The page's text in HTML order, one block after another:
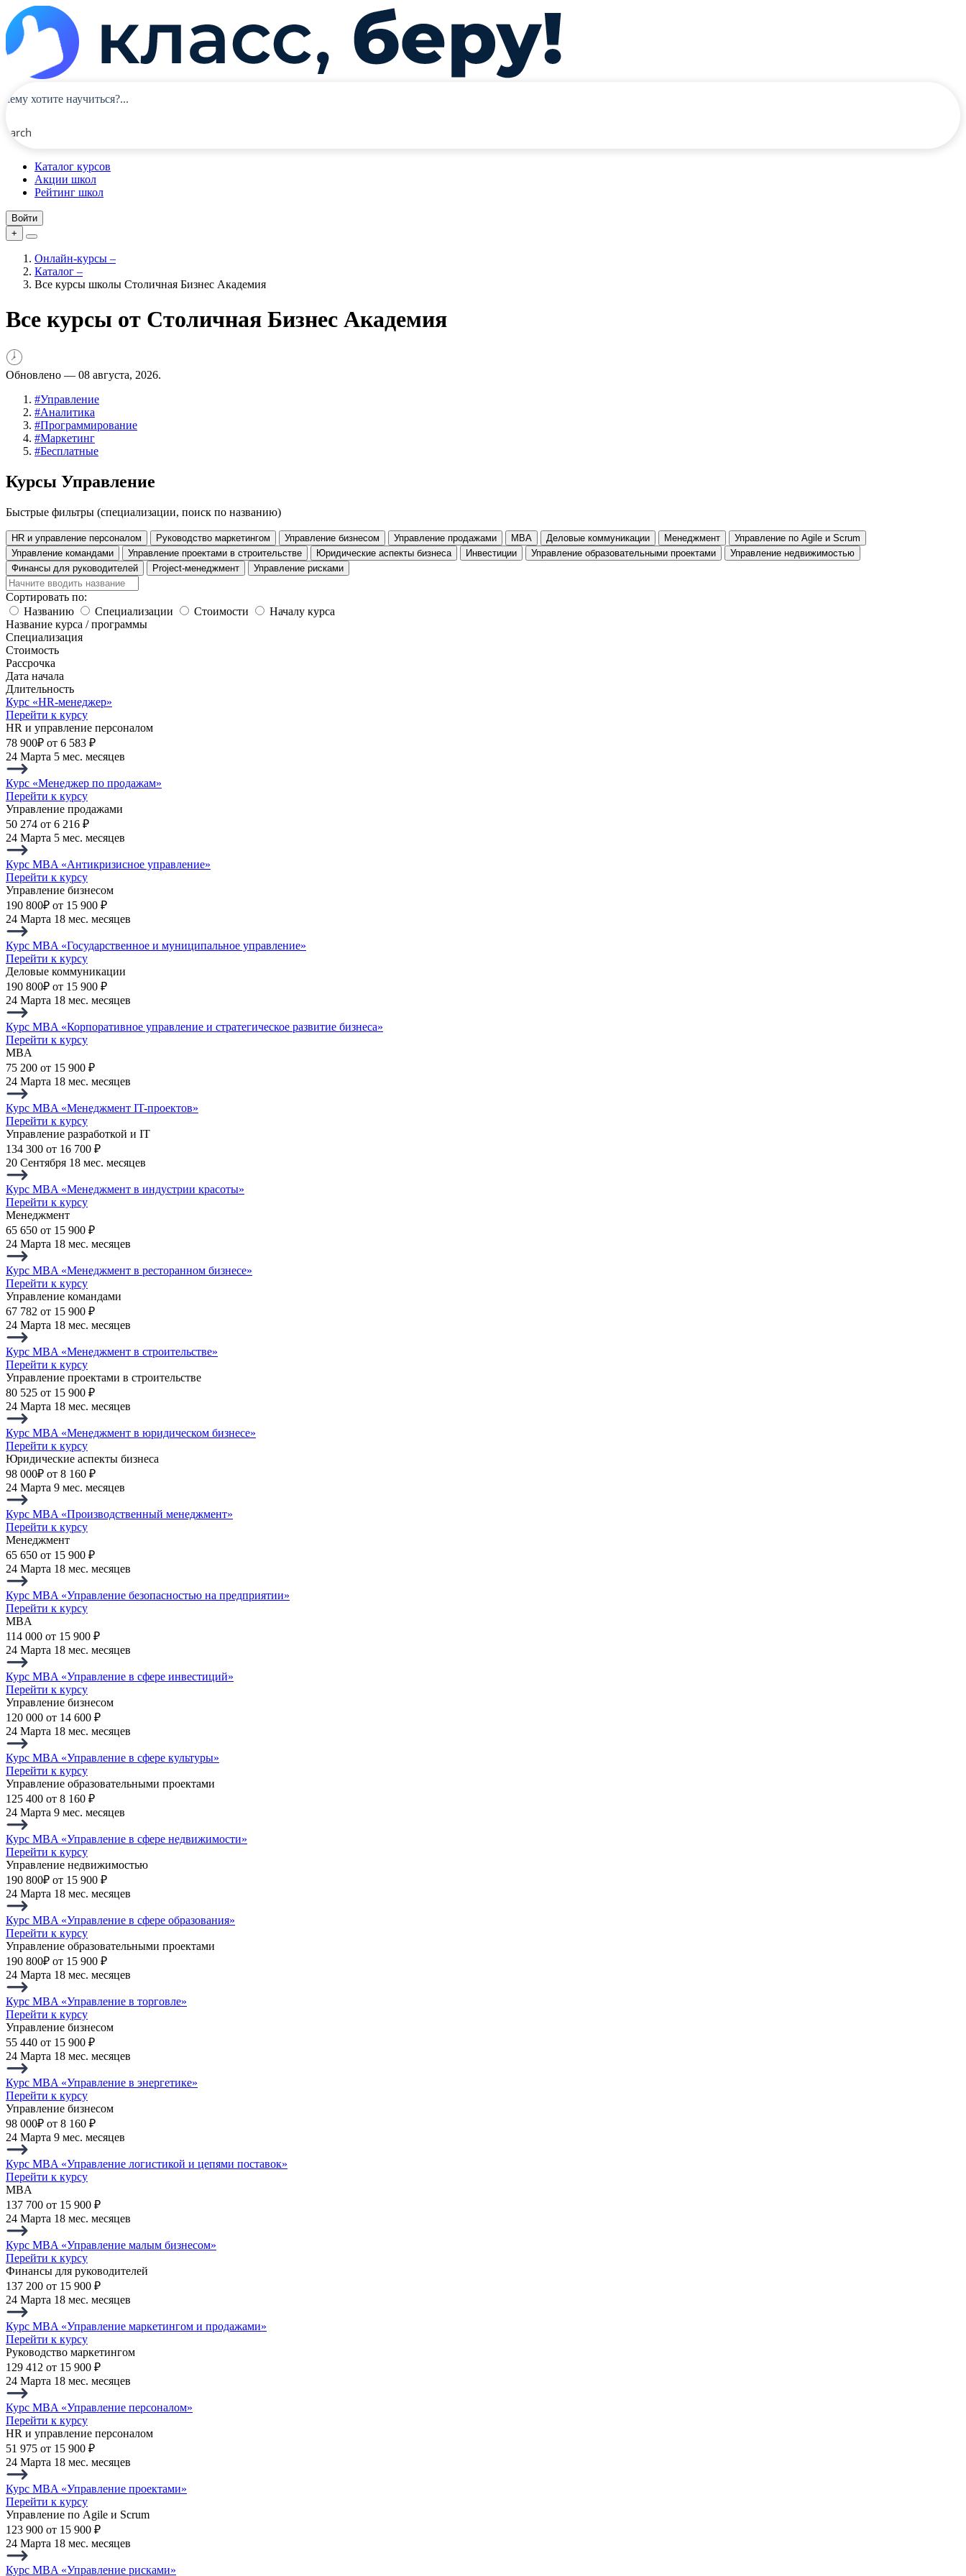
Каталог курсов
Акции школ
Рейтинг школ
Войти
+
Онлайн-курсы –
Каталог –
Все курсы школы Столичная Бизнес Академия
Все курсы от Столичная Бизнес Академия
Обновлено — 08 августа, 2026.
#Управление
#Аналитика
#Программирование
#Маркетинг
#Бесплатные
Курсы Управление
Быстрые фильтры (специализации, поиск по названию)
HR и управление персоналом Руководство маркетингом Управление бизнесом Управление продажами MBA Деловые коммуникации Менеджмент
Управление по Agile и Scrum
Управление командами
Управление проектами в строительстве Юридические аспекты бизнеса Инвестиции Управление образовательными проектами
Управление недвижимостью
Финансы для руководителей
Project-менеджмент Управление рисками
Сортировать по:
Названию
Специализации Стоимости
Началу курса
Название курса / программы
Специализация
Стоимость
Рассрочка
Дата начала
Длительность
Курс «HR-менеджер»
Перейти к курсу
HR и управление персоналом
78 900₽ от 6 583 ₽
24 Марта 5 мес. месяцев
Курс «Менеджер по продажам»
Перейти к курсу
Управление продажами
50 274 от 6 216 ₽
24 Марта 5 мес. месяцев
Курс MBA «Антикризисное управление»
Перейти к курсу
Управление бизнесом
190 800₽ от 15 900 ₽
24 Марта 18 мес. месяцев
Курс MBA «Государственное и муниципальное управление»
Перейти к курсу
Деловые коммуникации
190 800₽ от 15 900 ₽
24 Марта 18 мес. месяцев
Курс MBA «Корпоративное управление и стратегическое развитие бизнеса»
Перейти к курсу
MBA
75 200 от 15 900 ₽
24 Марта 18 мес. месяцев
Курс MBA «Менеджмент IT-проектов»
Перейти к курсу
Управление разработкой и IT
134 300 от 16 700 ₽
20 Сентября 18 мес. месяцев
Курс MBA «Менеджмент в индустрии красоты»
Перейти к курсу
Менеджмент
65 650 от 15 900 ₽
24 Марта 18 мес. месяцев
Курс MBA «Менеджмент в ресторанном бизнесе»
Перейти к курсу
Управление командами
67 782 от 15 900 ₽
24 Марта 18 мес. месяцев
Курс MBA «Менеджмент в строительстве»
Перейти к курсу
Управление проектами в строительстве
80 525 от 15 900 ₽
24 Марта 18 мес. месяцев
Курс MBA «Менеджмент в юридическом бизнесе»
Перейти к курсу
Юридические аспекты бизнеса
98 000₽ от 8 160 ₽
24 Марта 9 мес. месяцев
Курс MBA «Производственный менеджмент»
Перейти к курсу
Менеджмент
65 650 от 15 900 ₽
24 Марта 18 мес. месяцев
Курс MBA «Управление безопасностью на предприятии»
Перейти к курсу
MBA
114 000 от 15 900 ₽
24 Марта 18 мес. месяцев
Курс MBA «Управление в сфере инвестиций»
Перейти к курсу
Управление бизнесом
120 000 от 14 600 ₽
24 Марта 18 мес. месяцев
Курс MBA «Управление в сфере культуры»
Перейти к курсу
Управление образовательными проектами
125 400 от 8 160 ₽
24 Марта 9 мес. месяцев
Курс MBA «Управление в сфере недвижимости»
Перейти к курсу
Управление недвижимостью
190 800₽ от 15 900 ₽
24 Марта 18 мес. месяцев
Курс MBA «Управление в сфере образования»
Перейти к курсу
Управление образовательными проектами
190 800₽ от 15 900 ₽
24 Марта 18 мес. месяцев
Курс MBA «Управление в торговле»
Перейти к курсу
Управление бизнесом
55 440 от 15 900 ₽
24 Марта 18 мес. месяцев
Курс MBA «Управление в энергетике»
Перейти к курсу
Управление бизнесом
98 000₽ от 8 160 ₽
24 Марта 9 мес. месяцев
Курс MBA «Управление логистикой и цепями поставок»
Перейти к курсу
MBA
137 700 от 15 900 ₽
24 Марта 18 мес. месяцев
Курс MBA «Управление малым бизнесом»
Перейти к курсу
Финансы для руководителей
137 200 от 15 900 ₽
24 Марта 18 мес. месяцев
Курс MBA «Управление маркетингом и продажами»
Перейти к курсу
Руководство маркетингом
129 412 от 15 900 ₽
24 Марта 18 мес. месяцев
Курс MBA «Управление персоналом»
Перейти к курсу
HR и управление персоналом
51 975 от 15 900 ₽
24 Марта 18 мес. месяцев
Курс MBA «Управление проектами»
Перейти к курсу
Управление по Agile и Scrum
123 900 от 15 900 ₽
24 Марта 18 мес. месяцев
Курс MBA «Управление рисками»